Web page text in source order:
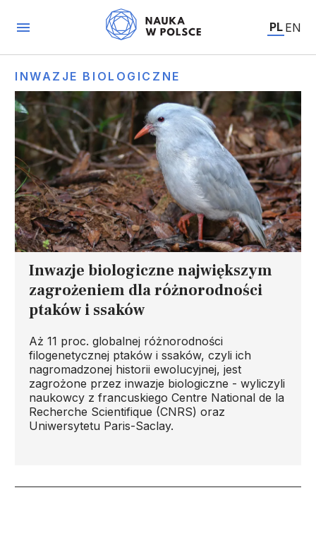
PL EN
INWAZJE BIOLOGICZNE
Inwazje biologiczne największym
zagrożeniem dla różnorodności
ptaków i ssaków
Aż 11 proc. globalnej różnorodności
filogenetycznej ptaków i ssaków, czyli ich
nagromadzonej historii ewolucyjnej, jest
zagrożone przez inwazje biologiczne - wyliczyli
naukowcy z francuskiego Centre National de la
Recherche Scientifique (CNRS) oraz
Uniwersytetu Paris-Saclay.